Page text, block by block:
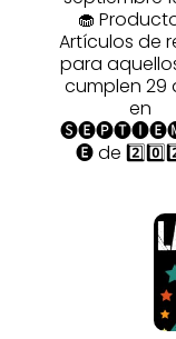
🧁
Artículos de
para
cumplen 29
en
🅔 de